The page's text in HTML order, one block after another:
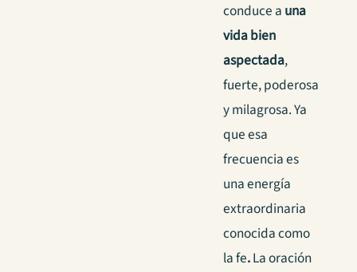
conduce a una
vida bien
aspectada,
fuerte, poderosa
y milagrosa. Ya
que esa
frecuencia es
una energía
extraordinaria
conocida como
la fe.La oración